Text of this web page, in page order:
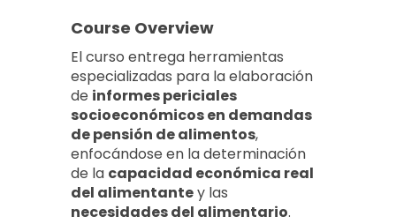
Course Overview
El curso entrega herramientas
especializadas para la elaboración
de informes periciales
socioeconómicos en demandas
de pensión de alimentos,
enfocándose en la determinación
de la capacidad económica real
del alimentantey las
necesidades del alimentario.